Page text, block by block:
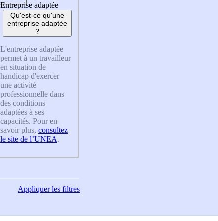
Entreprise adaptée
Qu'est-ce qu'une
entreprise adaptée
?
L'entreprise adaptée
permet à un travailleur
en situation de
handicap d'exercer
une activité
professionnelle dans
des conditions
adaptées à ses
capacités. Pour en
savoir plus, consultez
le site de l’UNEA.
Appliquerles filtres